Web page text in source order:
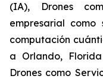
(IA), Drones
empresarial como
computación
a Orlando,
Drones como